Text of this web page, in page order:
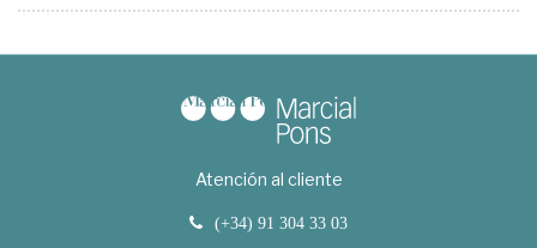
Atención al cliente
(+34) 91 304 33 03